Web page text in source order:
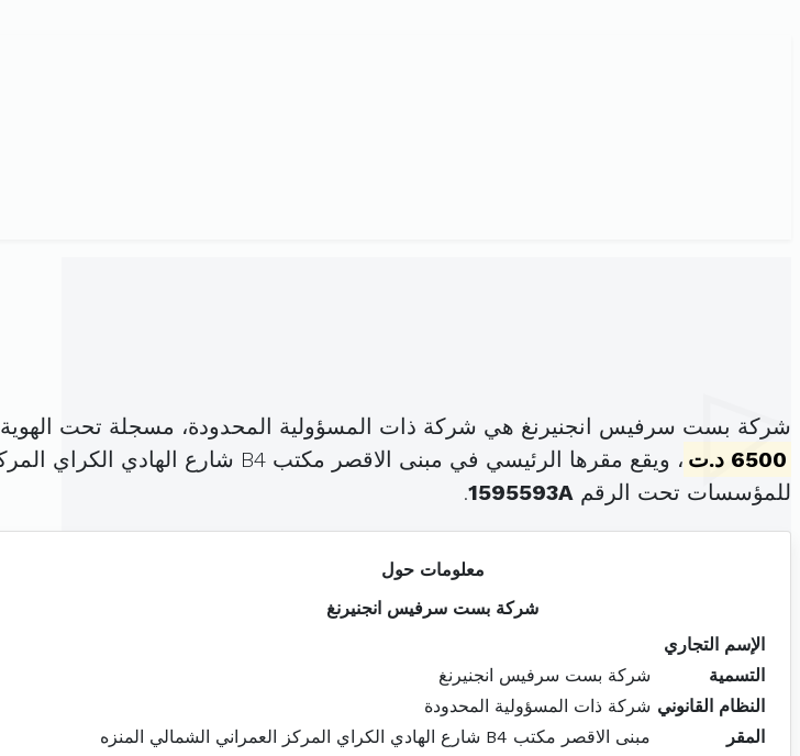
شركة بست سرفيس انجنيرنغ هي شركة ذات المسؤولية المحدودة، مسجلة تحت الهوية
6500 د.ت
، ويقع مقرها الرئيسي في مبنى الاقصر مكتب B4 شارع الهادي الكراي المركز العمراني الشمالي المنزه (
للمؤسسات تحت الرقم 1595593A
.
معلومات حول
شركة بست سرفيس انجنيرنغ
الإسم التجاري
التسمية
شركة بست سرفيس انجنيرنغ
النظام القانوني شركة ذات المسؤولية المحدودة
المقر
مبنى الاقصر مكتب B4 شارع الهادي الكراي المركز العمراني الشمالي المنزه